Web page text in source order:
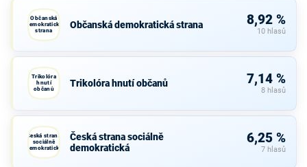
Občanská
demokratická
strana
Občanská demokratická strana 8,92 %
10 hlasů
Trikolóra
hnutí
občanů
Trikolóra hnutí občanů 7,14 %
8 hlasů
Česká strana
sociálně
demokratická
Česká strana sociálně
demokratická
6,25 %
7 hlasů